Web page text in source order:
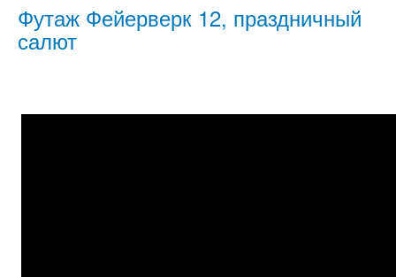
Футаж Фейерверк 12, праздничный
салют